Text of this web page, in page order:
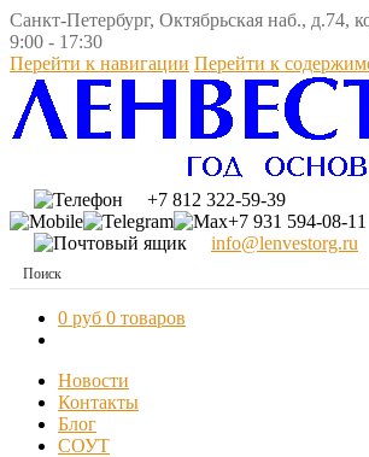
Санкт-Петербург, Октябрьская наб.,
9:00 - 17:30
Перейти к навигации Перейти к
+7 812 322-59-39
+7 931 594-08-11
info@lenvestorg.ru
0 руб 0 товаров
Новости
Контакты
Блог
СОУТ